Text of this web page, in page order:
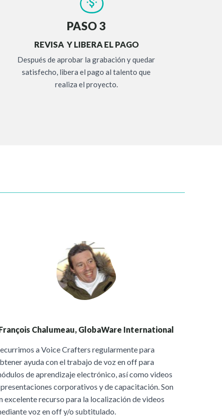
PASO 3
REVISA Y LIBERA EL PAGO
Después de aprobar la grabación y quedar
satisfecho, libera el pago al talento que
realiza el proyecto.
Chalumeau, GlobaWare International
a Voice Crafters regularmente para
ayuda con el trabajo de voz en off para
de aprendizaje electrónico, así como videos
corporativos y de capacitación. Son
excelente recurso para la localización de videos
voz en off y/o subtitulado.